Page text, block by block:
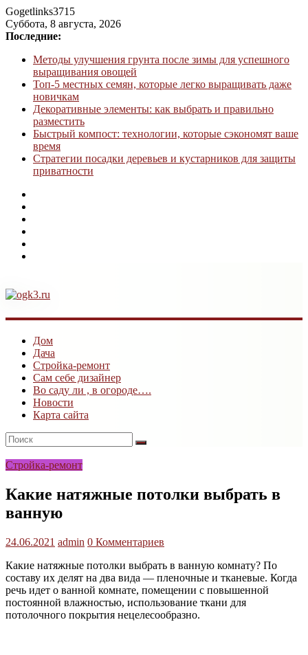
Gogetlinks3715
Суббота, 8 августа, 2026
Последние:
Методы улучшения грунта после зимы для успешного
выращивания овощей
Топ-5 местных семян, которые легко выращивать даже
новичкам
Декоративные элементы: как выбрать и правильно
разместить
Быстрый компост: технологии, которые сэкономят ваше
время
Стратегии посадки деревьев и кустарников для защиты
приватности
ogk3.ru
Дом
дача
Дом
Дача
Стройка-ремонт
Сам себе дизайнер
Во саду ли , в огороде….
Новости
Карта сайта
Стройка-ремонт
Какие натяжные потолки выбрать в
ванную
24.06.2021 admin 0 Комментариев
Какие натяжные потолки выбрать в ванную комнату? По
составу их делят на два вида — пленочные и тканевые. Когда
речь идет о ванной комнате, помещении с повышенной
постоянной влажностью, использование ткани для
потолочного покрытия нецелесообразно.